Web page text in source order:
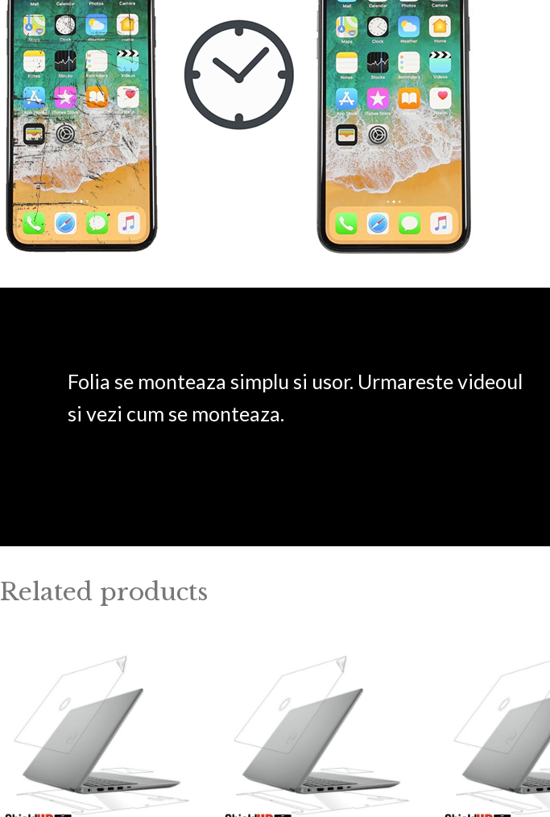
Folia se monteaza simplu si usor. Urmareste videoul
si vezi cum se monteaza.
Related products